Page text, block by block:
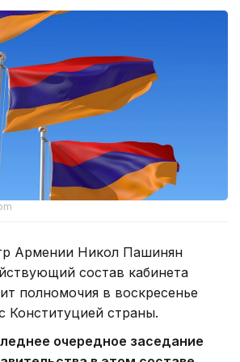
Армении Никол Пашинян
состав кабинета
полномочия в воскресенье
Конституцией страны.
очередное заседание